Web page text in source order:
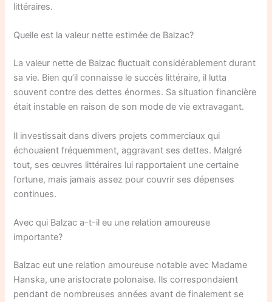
littéraires.
Quelle est la valeur nette estimée de Balzac?
La valeur nette de Balzac fluctuait considérablement durant
sa vie. Bien qu’il connaisse le succès littéraire, il lutta
souvent contre des dettes énormes. Sa situation financière
était instable en raison de son mode de vie extravagant.
Il investissait dans divers projets commerciaux qui
échouaient fréquemment, aggravant ses dettes. Malgré
tout, ses œuvres littéraires lui rapportaient une certaine
fortune, mais jamais assez pour couvrir ses dépenses
continues.
Avec qui Balzac a-t-il eu une relation amoureuse
importante?
Balzac eut une relation amoureuse notable avec Madame
Hanska, une aristocrate polonaise. Ils correspondaient
pendant de nombreuses années avant de finalement se